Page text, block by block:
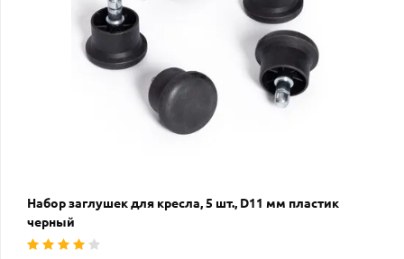
Набор заглушек для кресла, 5 шт., D11 мм пластик
черный